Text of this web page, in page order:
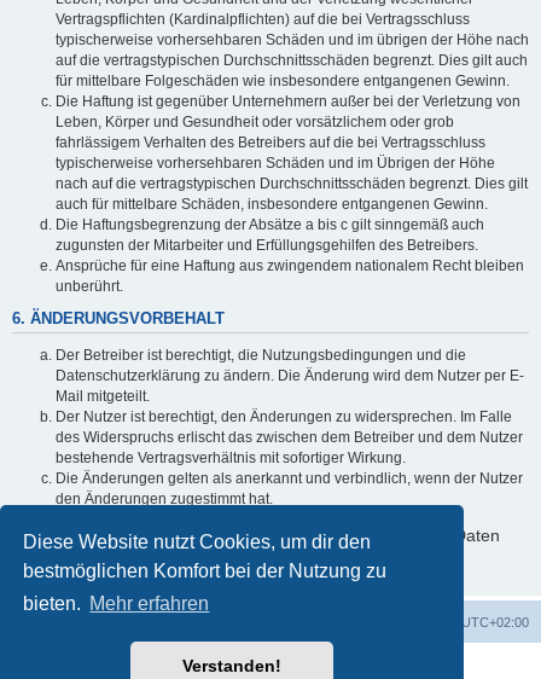
Diese Website nutzt Cookies, um dir den
bestmöglichen Komfort bei der Nutzung zu
bieten. Mehr erfahren
Verstanden!
Vertragspflichten (Kardinalpflichten) auf die bei Vertragsschluss
typischerweise vorhersehbaren Schäden und im übrigen der Höhe nach
auf die vertragstypischen Durchschnittsschäden begrenzt. Dies gilt auch
für mittelbare Folgeschäden wie insbesondere entgangenen Gewinn.
Die Haftung ist gegenüber Unternehmern außer bei der Verletzung von
Leben, Körper und Gesundheit oder vorsätzlichem oder grob
fahrlässigem Verhalten des Betreibers auf die bei Vertragsschluss
typischerweise vorhersehbaren Schäden und im Übrigen der Höhe
nach auf die vertragstypischen Durchschnittsschäden begrenzt. Dies gilt
auch für mittelbare Schäden, insbesondere entgangenen Gewinn.
Die Haftungsbegrenzung der Absätze a bis c gilt sinngemäß auch
zugunsten der Mitarbeiter und Erfüllungsgehilfen des Betreibers.
Ansprüche für eine Haftung aus zwingendem nationalem Recht bleiben
unberührt.
6. ÄNDERUNGSVORBEHALT
Der Betreiber ist berechtigt, die Nutzungsbedingungen und die
Datenschutzerklärung zu ändern. Die Änderung wird dem Nutzer per E-
Mail mitgeteilt.
Der Nutzer ist berechtigt, den Änderungen zu widersprechen. Im Falle
des Widerspruchs erlischt das zwischen dem Betreiber und dem Nutzer
bestehende Vertragsverhältnis mit sofortiger Wirkung.
Die Änderungen gelten als anerkannt und verbindlich, wenn der Nutzer
den Änderungen zugestimmt hat.
Informationen über den Umgang mit deinen persönlichen Daten
sind in der Datenschutzerklärung enthalten.
UTC+02:00
Powered byphpBB® Forum Software © phpBB Limited